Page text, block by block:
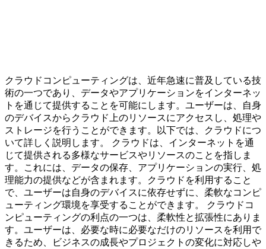
クラウドコンピューティングは、近年急速に普及している技
術の一つであり、データやアプリケーションをインターネッ
トを通じて提供することを可能にします。ユーザーは、自身
のデバイスからクラウド上のリソースにアクセスし、処理や
ストレージを行うことができます。以下では、クラウドにつ
いて詳しく説明します。 クラウドは、インターネットを通
じて提供される多様なサービスやリソースのことを指しま
す。これには、データの保存、アプリケーションの実行、処
理能力の提供などが含まれます。クラウドを利用すること
で、ユーザーは自身のデバイスに依存せずに、柔軟なコンピ
ューティング環境を享受することができます。 クラウドコ
ンピューティングの利点の一つは、柔軟性と拡張性にありま
す。ユーザーは、必要な時に必要なだけのリソースを利用で
きるため、ビジネスの成長やプロジェクトの変化に対応しや